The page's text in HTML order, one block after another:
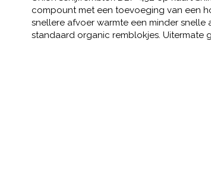
compount met een toevoeging van een
snellere afvoer warmte een minder snelle
standaard organic remblokjes. Uitermate